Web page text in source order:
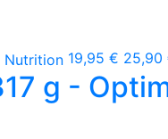
19,95 € 25,90
g -